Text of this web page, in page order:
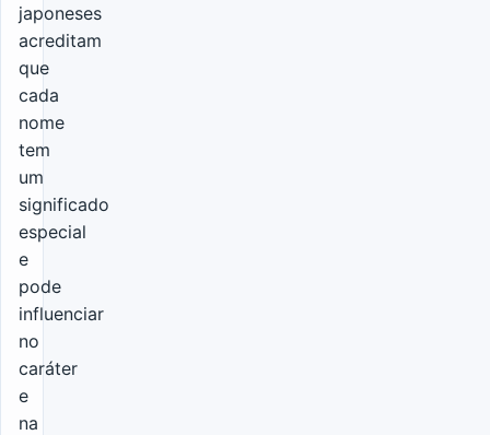
japoneses
acreditam
que
cada
nome
tem
um
significado
especial
e
pode
influenciar
no
caráter
e
na